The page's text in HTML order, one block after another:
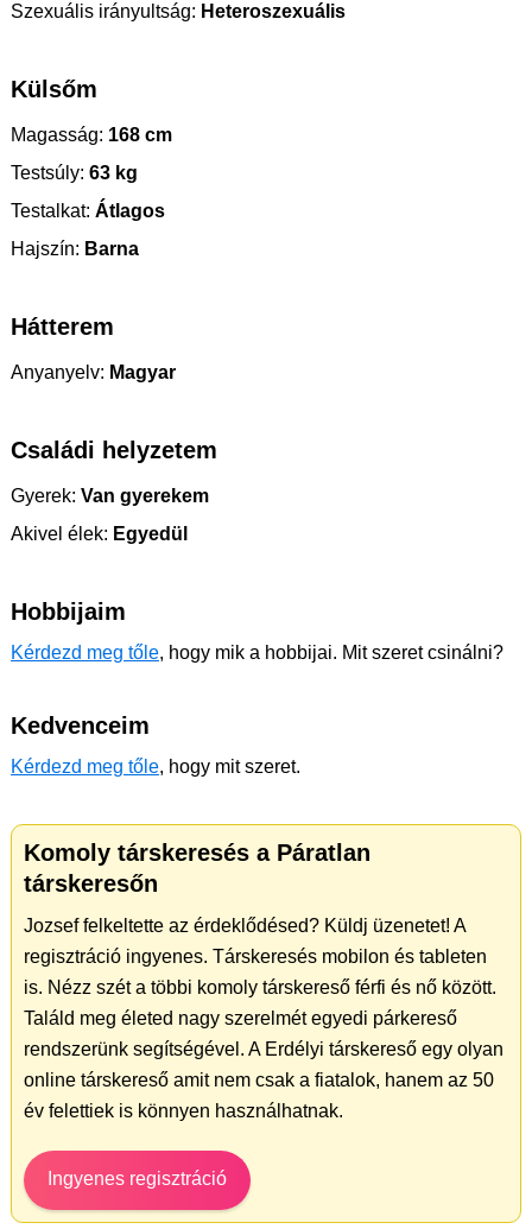
Szexuális irányultság: Heteroszexuális
Külsőm
Magasság: 168 cm
Testsúly: 63 kg
Testalkat: Átlagos
Hajszín: Barna
Hátterem
Anyanyelv: Magyar
Családi helyzetem
Gyerek: Van gyerekem
Akivel élek: Egyedül
Hobbijaim
Kérdezd meg tőle, hogy mik a hobbijai. Mit szeret csinálni?
Kedvenceim
Kérdezd meg tőle, hogy mit szeret.
Komoly társkeresés a Páratlan
társkeresőn
Jozsef felkeltette az érdeklődésed? Küldj üzenetet! A
regisztráció ingyenes. Társkeresés mobilon és tableten
is. Nézz szét a többi komoly társkereső férfi és nő között.
Találd meg életed nagy szerelmét egyedi párkereső
rendszerünk segítségével. A Erdélyi társkereső egy olyan
online társkereső amit nem csak a fiatalok, hanem az 50
év felettiek is könnyen használhatnak.
Ingyenes regisztráció